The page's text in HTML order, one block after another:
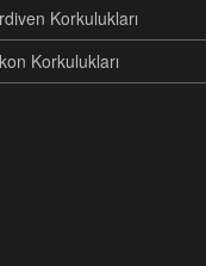
Korkulukları
Korkulukları